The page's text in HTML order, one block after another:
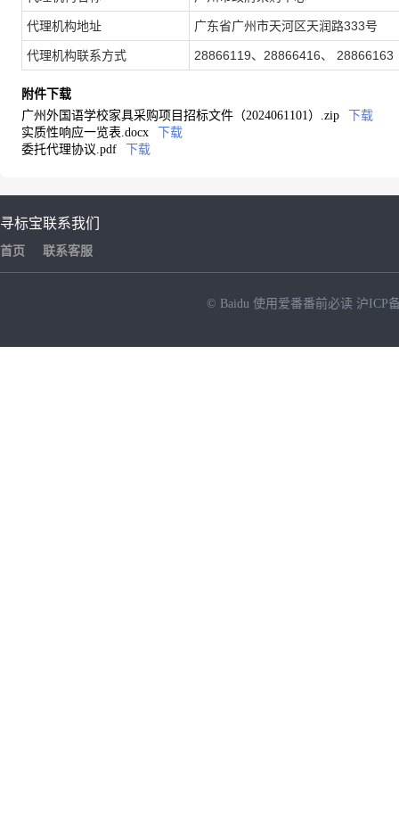
代理机构地址 广东省广州市天河区天润路333号
代理机构联系方式 28866119、28866416、 28866163
附件下载
广州外国语学校家具采购项目招标文件（2024061101）.zip
下载
实质性响应一览表.docx
下载
委托代理协议.pdf
下载
寻标宝
首页
联系我们
联系客服
© Baidu 使用爱番番前必读 沪ICP